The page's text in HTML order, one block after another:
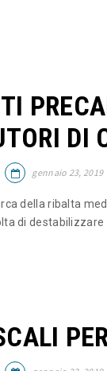
DI
gennaio 23, 2019
della ribalta
di destabilizzare